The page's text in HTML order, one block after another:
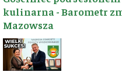
kulinarna - Barometr
Mazowsza
region. Każda złotówka
to realne kilometry
szlaków!
🛡️ Patronite